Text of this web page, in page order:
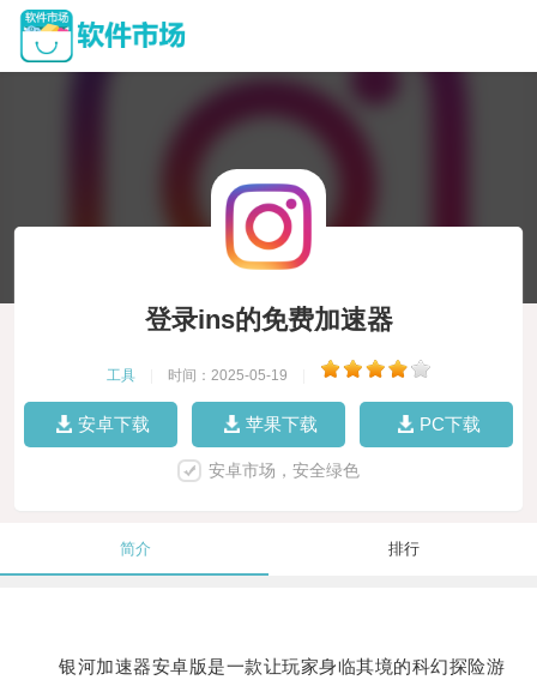
登录ins的免费加速器
工具 时间：2025-05-19
安卓下载 苹果下载 PC下载
安卓市场，安全绿色
简介 排行
银河加速器安卓版是一款让玩家身临其境的科幻探险游